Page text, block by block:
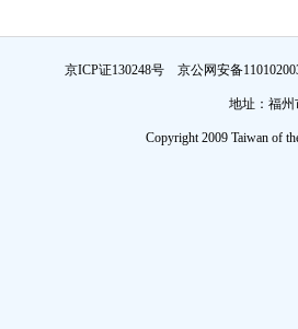
京ICP证130248号 京公网安备
地址：福州
Copyright 2009 Taiwan of